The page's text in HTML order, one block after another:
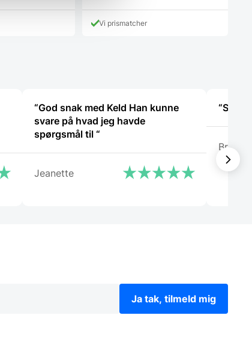
var:
149,00 DKK.
aktuelle
pris
er:Vi prismatcher
“God snak med Keld Han kunne
svare på hvad jeg havde
spørgsmål til “
Jeanette
Brian
Ja tak, tilmeld mig